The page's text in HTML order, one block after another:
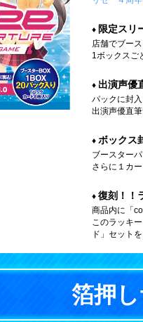
限定スリ
店舗でブー
1ボックスご
出演声優
パックに封
出演声優直
ボックス
ブースター
さらに１カ
復刻！！
商品内に「
このラッキ
ド」セット
箔押